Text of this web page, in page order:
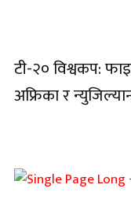
टी-२० विश्वकप:
अफ्रिका र